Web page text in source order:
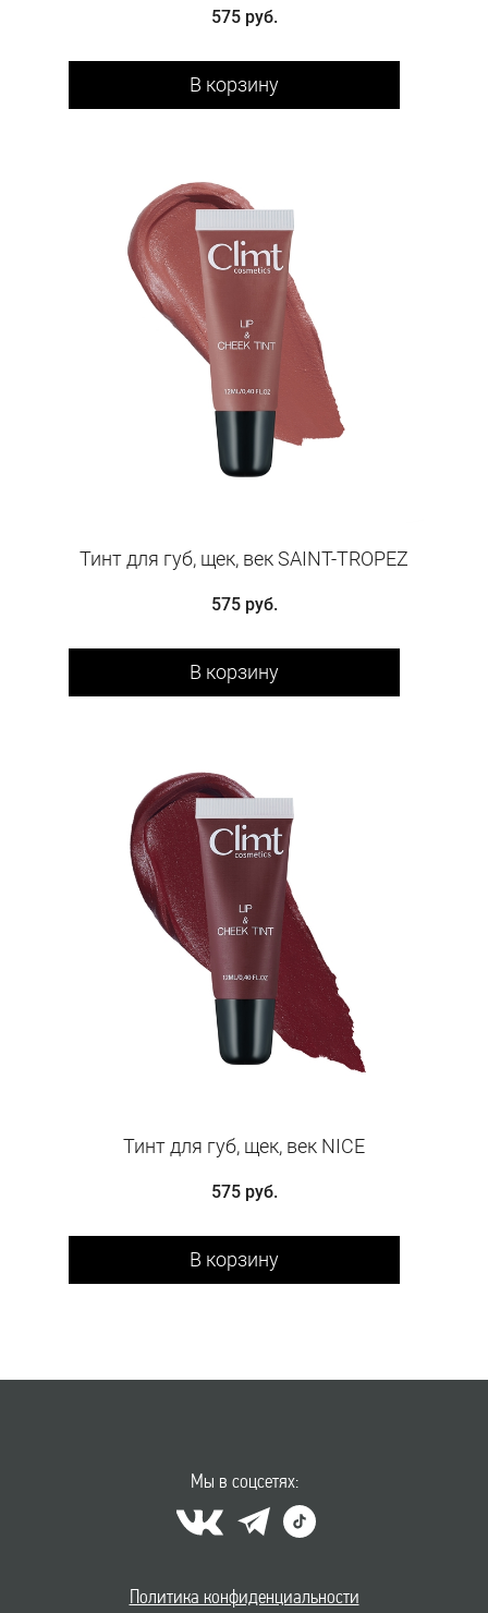
575 руб.
В корзину
Тинт для губ, щек, век SAINT-TROPEZ
575 руб.
В корзину
Тинт для губ, щек, век NICE
575 руб.
В корзину
Мы в соцсетях:
Политика конфиденциальности